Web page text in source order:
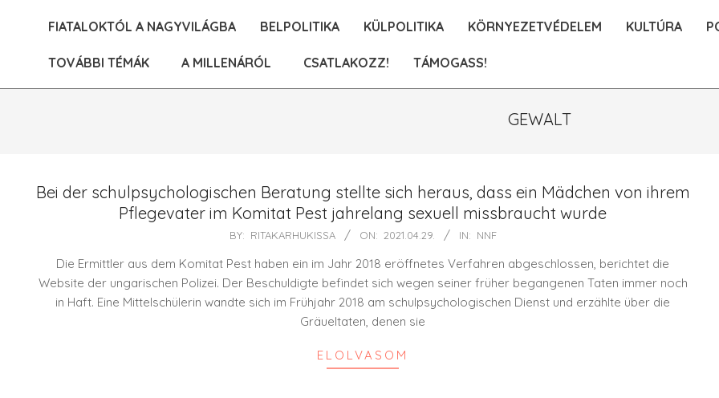
FIATALOKTÓL A NAGYVILÁGBA BELPOLITIKA KÜLPOLITIKA KÖRNYEZETVÉDELEM KULTÚRA
TOVÁBBI TÉMÁK A MILLENÁRÓL CSATLAKOZZ! TÁMOGASS!
GEWALT
Bei der schulpsychologischen Beratung stellte sich heraus, dass ein Mädchen von ihrem
Pflegevater im Komitat Pest jahrelang sexuell missbraucht wurde
BY: RITAKARHUKISSA ON: 2021.04.29. IN: NNF
Die Ermittler aus dem Komitat Pest haben ein im Jahr 2018 eröffnetes Verfahren abgeschlossen, berichtet die
Website der ungarischen Polizei. Der Beschuldigte befindet sich wegen seiner früher begangenen Taten immer noch
in Haft. Eine Mittelschülerin wandte sich im Frühjahr 2018 am schulpsychologischen Dienst und erzählte über die
Gräueltaten, denen sie
ELOLVASOM